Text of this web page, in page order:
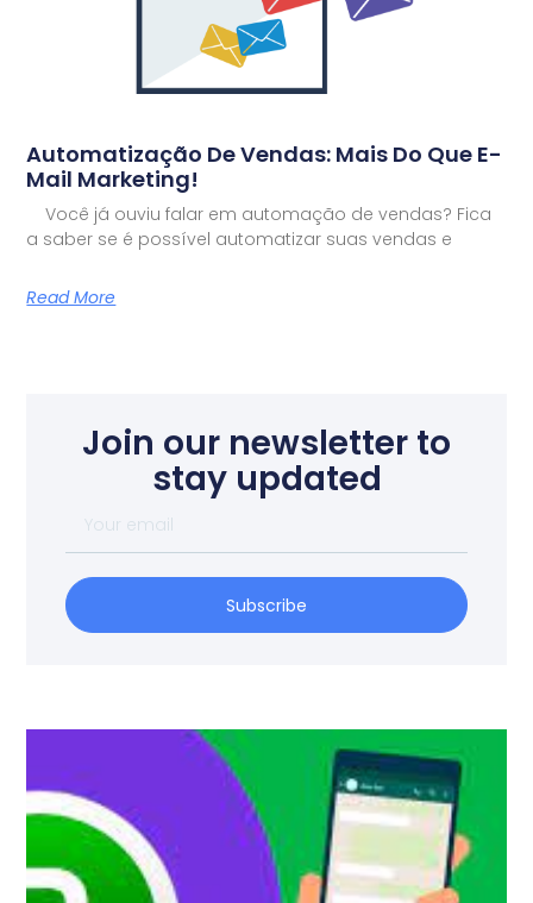
Automatização De Vendas: Mais Do Que E-
Mail Marketing!
Você já ouviu falar em automação de vendas? Fica
a saber se é possível automatizar suas vendas e
Read More
Join our newsletter to
stay updated
Subscribe